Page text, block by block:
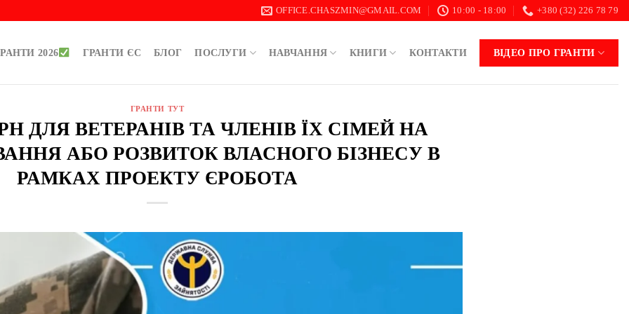
OFFICE.CHASZMIN@GMAIL.COM 10:00 - 18:00 +380 (32) 226 78 79
2026 ГРАНТИ ЄС БЛОГ ПОСЛУГИ НАВЧАННЯ КНИГИ КОНТАКТИ ВІДЕО ПРО ГРАНТИ
ГРАНТИ ТУТ
ДЛЯ ВЕТЕРАНІВ ТА ЧЛЕНІВ ЇХ СІМЕЙ НА
АБО РОЗВИТОК ВЛАСНОГО БІЗНЕСУ В
РАМКАХ ПРОЕКТУ ЄРОБОТА